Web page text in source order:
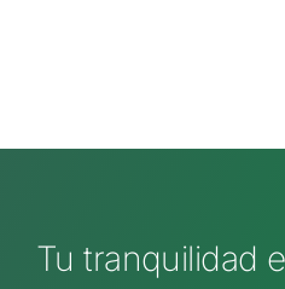
Tu tranquilidad